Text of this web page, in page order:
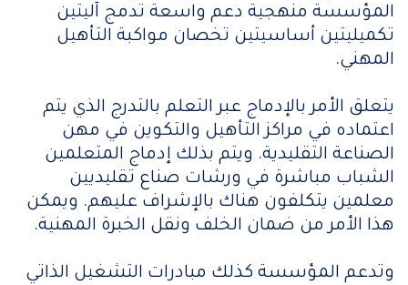
المؤسسة منهجية دعم واسعة تدمج آليتين
تكميليتين أساسيتين تخصان مواكبة التأهيل
المهني.
يتعلق الأمر بالإدماج عبر التعلم بالتدرج الذي يتم
اعتماده في مراكز التأهيل والتكوين في مهن
الصناعة التقليدية. ويتم بذلك إدماج المتعلمين
الشباب مباشرة في ورشات صناع تقليديين
معلمين يتكلفون هناك بالإشراف عليهم. ويمكن
هذا الأمر من ضمان الخلف ونقل الخبرة المهنية.
وتدعم المؤسسة كذلك مبادرات التشغيل الذاتي